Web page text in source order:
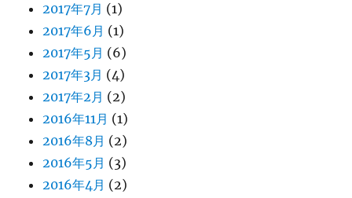
2017年7月 (1)
2017年6月 (1)
2017年5月 (6)
2017年3月 (4)
2017年2月 (2)
2016年11月 (1)
2016年8月 (2)
2016年5月 (3)
2016年4月 (2)